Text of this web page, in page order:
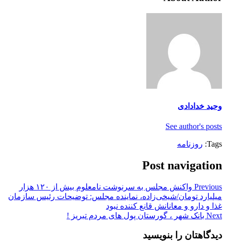
وحید خدادادی
See author's posts
Tags: روزنامه
Post navigation
Previous
واکنش مجلس به سرنوشت نامعلوم بیش از ۱۲۰ هزار
میلیارد تومان/شیخی‌زاده، نماینده مجلس: توضیحات رئیس سازمان
غذا و دارو و معانانش قانع کننده نبود
Next بانک شهر ، گورستان پول های مردم تبریز !
دیدگاهتان را بنویسید